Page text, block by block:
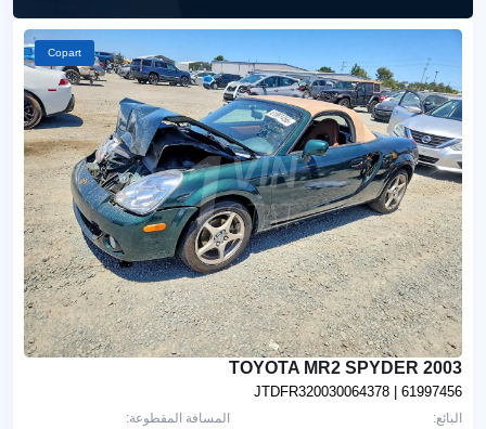
Copart
2003 TOYOTA MR2 SPYDER
JTDFR320030064378 | 61997456
المسافة المقطوعة: البائع: